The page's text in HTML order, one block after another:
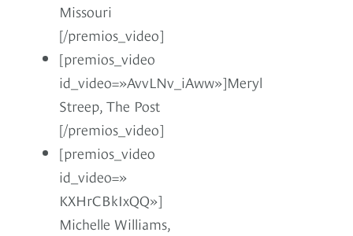
Missouri
[/premios_video]
[premios_video
id_video=»AvvLNv_iAww»]Meryl
Streep, The Post
[/premios_video]
[premios_video
id_video=»
KXHrCBkIxQQ»]
Michelle Williams,